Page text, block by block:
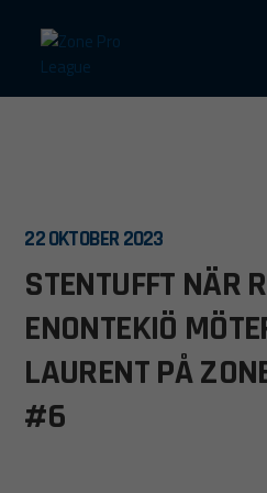
22 OKTOBER 2023
STENTUFFT NÄR
ENONTEKIÖ
LAURENT PÅ
#6